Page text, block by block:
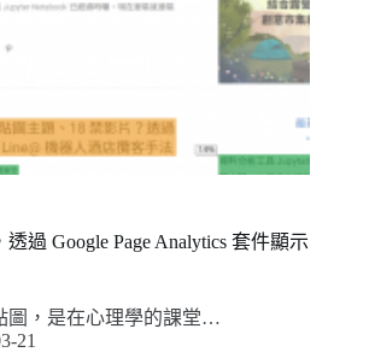
過 Google Page Analytics 套件顯示
圖，是在心理學的課堂…
21